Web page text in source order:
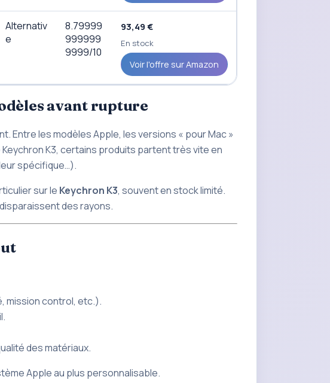
Alternativ
e
8.79999
999999
9999/10
93,49 €
En stock
Voir l'offre sur Amazon
avant rupture
Entre les modèles Apple, les versions « pour Mac»
K3, certains produits partent très vite en
spécifique…).
sur le Keychron K3, souvent en stock limité.
des rayons.
mission control, etc.).
des matériaux.
Apple au plus personnalisable.